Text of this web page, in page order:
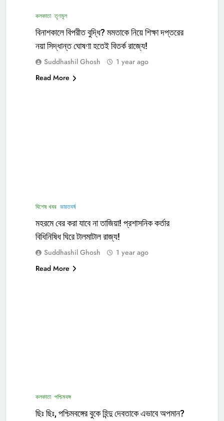
কলকাতা তৃণমূল
বিনাশকালে বিপরীত বুদ্ধি? মমতাকে নিয়ে শিক্ষা দপ্তরের
নয়া সিদ্ধান্ত ঘোষণা হতেই বিতর্ক রাজ্যে!
Suddhashil Ghosh
1 year ago
Read More
বিশেষ খবর ভারতবর্ষ
মহরমে বের করা যাবে না তাজিয়া! প্রশাসনিক কর্তার
বিধিনিষিধ ঘিরে টালমাটাল রাজ্য!
Suddhashil Ghosh
1 year ago
Read More
কলকাতা পশ্চিমবঙ্গ
ছিঃ ছিঃ, পশ্চিমবঙ্গের বুকে হিন্দু দেবতাকে এভাবে অপমান?